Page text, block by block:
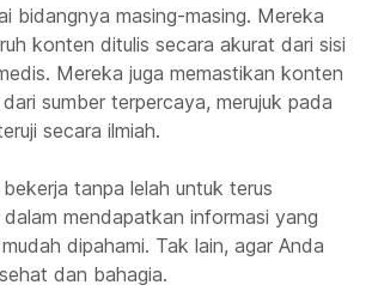
bidangnya masing-masing. Mereka
konten ditulis secara akurat dari sisi
Mereka juga memastikan konten
sumber terpercaya, merujuk pada
secara ilmiah.
tanpa lelah untuk terus
mendapatkan informasi yang
dipahami. Tak lain, agar Anda
dan bahagia.